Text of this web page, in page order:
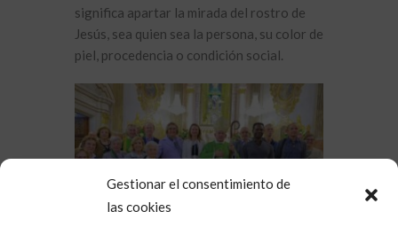
Gestionar el consentimiento de
las cookies
significa apartar la mirada del rostro de
Jesús, sea quien sea la persona, su color de
piel, procedencia o condición social.